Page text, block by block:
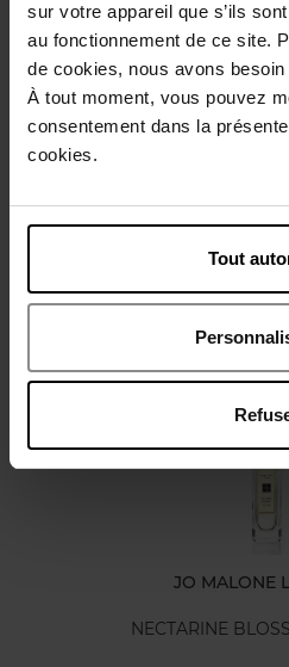
sur votre appareil que s’ils
au fonctionnement de ce site.
de cookies, nous avons
À tout moment, vous pouvez
consentement dans la
cookies.
Tout
Beschrijving
Karakteristieken
Nog iets
JO MALONE
NECTARINE